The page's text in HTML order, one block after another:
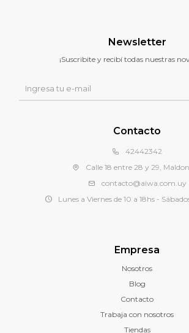
Contacto
42442342
Calle 18 entre 28 y 29,
contacto@aiwa.com.uy
Lunes a Viernes de 10 a 18hs - Sábados
Empresa
Nosotros
Blog
Contacto
Trabaja con nosotros
Tiendas
Newsletter
¡Suscribite y recibí todas nuestras